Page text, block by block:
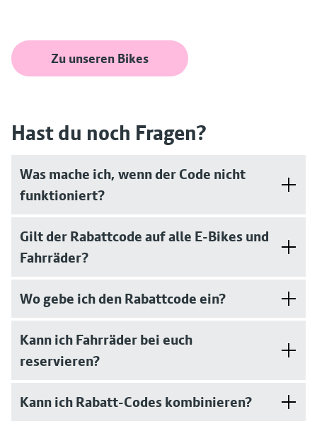
Zu unseren Bikes
Hast du noch Fragen?
Was mache ich, wenn der Code nicht
funktioniert?
Gilt der Rabattcode auf alle E-Bikes und
Fahrräder?
Wo gebe ich den Rabattcode ein?
Kann ich Fahrräder bei euch
reservieren?
Kann ich Rabatt-Codes kombinieren?